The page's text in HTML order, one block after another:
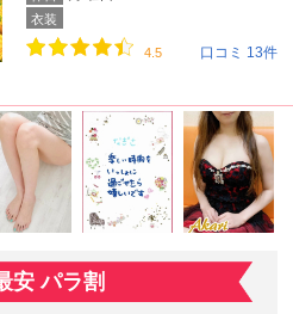
衣装
4.5 口コミ 13件
安 パラ割